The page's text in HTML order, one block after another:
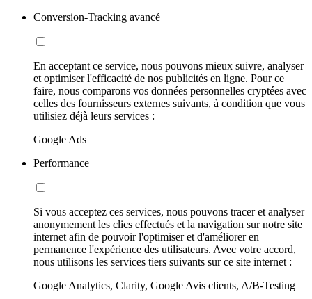
Conversion-Tracking avancé
En acceptant ce service, nous pouvons mieux suivre, analyser
et optimiser l'efficacité de nos publicités en ligne. Pour ce
faire, nous comparons vos données personnelles cryptées avec
celles des fournisseurs externes suivants, à condition que vous
utilisiez déjà leurs services :
Google Ads
Performance
Si vous acceptez ces services, nous pouvons tracer et analyser
anonymement les clics effectués et la navigation sur notre site
internet afin de pouvoir l'optimiser et d'améliorer en
permanence l'expérience des utilisateurs. Avec votre accord,
nous utilisons les services tiers suivants sur ce site internet :
Google Analytics, Clarity, Google Avis clients, A/B-Testing